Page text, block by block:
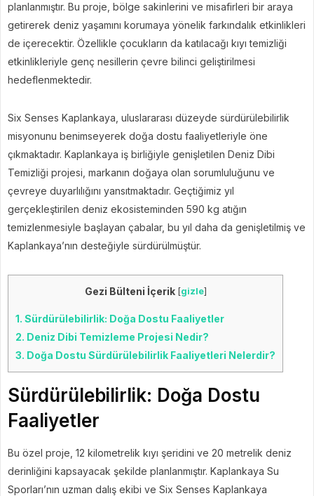
planlanmıştır. Bu proje, bölge sakinlerini ve misafirleri bir araya
getirerek deniz yaşamını korumaya yönelik farkındalık etkinlikleri
de içerecektir. Özellikle çocukların da katılacağı kıyı temizliği
etkinlikleriyle genç nesillerin çevre bilinci geliştirilmesi
hedeflenmektedir.
Six Senses Kaplankaya, uluslararası düzeyde sürdürülebilirlik
misyonunu benimseyerek doğa dostu faaliyetleriyle öne
çıkmaktadır. Kaplankaya iş birliğiyle genişletilen Deniz Dibi
Temizliği projesi, markanın doğaya olan sorumluluğunu ve
çevreye duyarlılığını yansıtmaktadır. Geçtiğimiz yıl
gerçekleştirilen deniz ekosisteminden 590 kg atığın
temizlenmesiyle başlayan çabalar, bu yıl daha da genişletilmiş ve
Kaplankaya’nın desteğiyle sürdürülmüştür.
Gezi Bülteni İçerik [gizle]
1. Sürdürülebilirlik: Doğa Dostu Faaliyetler
2. Deniz Dibi Temizleme Projesi Nedir?
3. Doğa Dostu Sürdürülebilirlik Faaliyetleri Nelerdir?
Sürdürülebilirlik: Doğa Dostu
Faaliyetler
Bu özel proje, 12 kilometrelik kıyı şeridini ve 20 metrelik deniz
derinliğini kapsayacak şekilde planlanmıştır. Kaplankaya Su
Sporları’nın uzman dalış ekibi ve Six Senses Kaplankaya